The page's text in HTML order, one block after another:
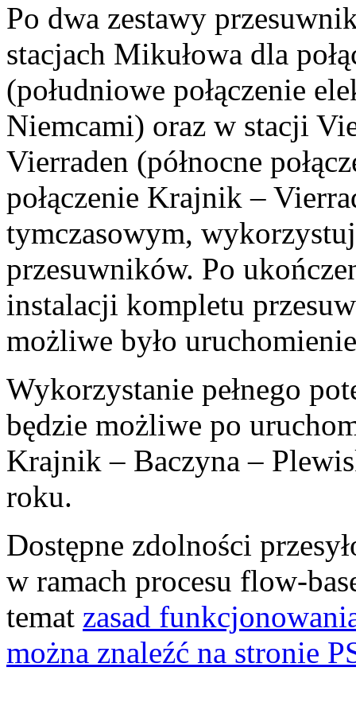
Po dwa zestawy
stacjach Mikułowa dla
(południowe połączenie
Niemcami) oraz w stacji
Vierraden (północne
połączenie Krajnik –
tymczasowym,
przesuwników. Po
instalacji kompletu
możliwe było
Wykorzystanie pełnego
będzie możliwe po
Krajnik – Baczyna –
roku.
Dostępne zdolności
w ramach procesu flow-
temat zasad
można znaleźć na stronie